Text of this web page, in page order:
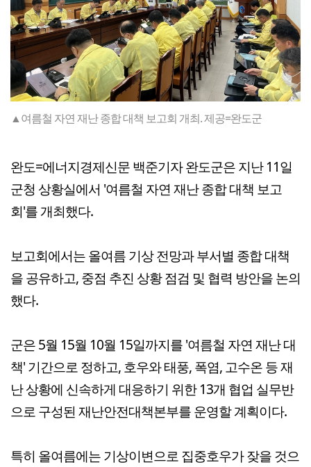
▲여름철 자연 재난 종합 대책 보고회 개최. 제공=완도군
완도=에너지경제신문 백준기자 완도군은 지난 11일
군청 상황실에서 '여름철 자연 재난 종합 대책 보고
회'를 개최했다.
보고회에서는 올여름 기상 전망과 부서별 종합 대책
을 공유하고, 중점 추진 상황 점검 및 협력 방안을 논의
했다.
군은 5월 15월 10월 15일까지를 '여름철 자연 재난 대
책' 기간으로 정하고, 호우와 태풍, 폭염, 고수온 등 재
난 상황에 신속하게 대응하기 위한 13개 협업 실무반
으로 구성된 재난안전대책본부를 운영할 계획이다.
특히 올여름에는 기상이변으로 집중호우가 잦을 것으